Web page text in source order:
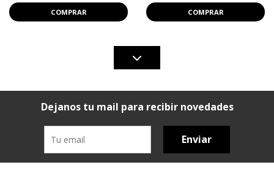
COMPRAR COMPRAR
Dejanos tu mail para recibir novedades
Enviar